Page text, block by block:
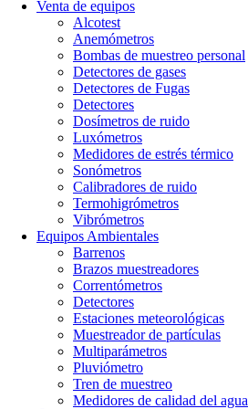
Venta de equipos
Alcotest
Anemómetros
Bombas de muestreo personal
Detectores de gases
Detectores de Fugas
Detectores
Dosímetros de ruido
Luxómetros
Medidores de estrés térmico
Sonómetros
Calibradores de ruido
Termohigrómetros
Vibrómetros
Equipos Ambientales
Barrenos
Brazos muestreadores
Correntómetros
Detectores
Estaciones meteorológicas
Muestreador de partículas
Multiparámetros
Pluviómetro
Tren de muestreo
Medidores de calidad del agua